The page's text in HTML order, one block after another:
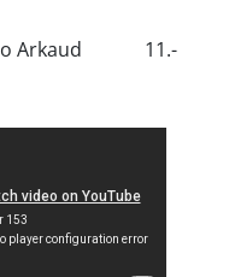
Arkaud 11.-